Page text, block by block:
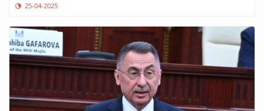
25-04-2025